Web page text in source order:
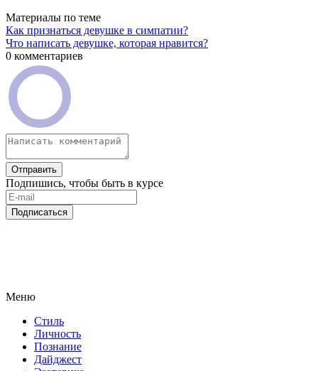
Материалы по теме
Как признаться девушке в симпатии?
Что написать девушке, которая нравится?
0 комментариев
Отправить
Подпишись, чтобы быть в курсе
Подписаться
Меню
Стиль
Личность
Познание
Дайджест